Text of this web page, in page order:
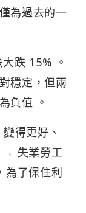
為過去的一
跌 15% 。
穩定，但兩
負值 。
得更好、
→ 失業勞工
為了保住利